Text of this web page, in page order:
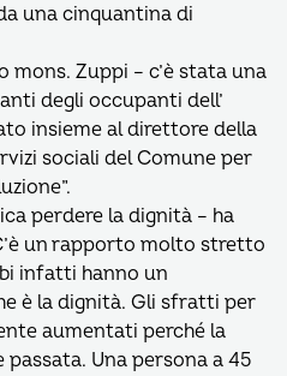
una cinquantina di
mons. Zuppi – c’è stata una
degli occupanti dell’
insieme al direttore della
sociali del Comune per
perdere la dignità – ha
un rapporto molto stretto
infatti hanno un
è la dignità. Gli sfratti per
aumentati perché la
Una persona a 45